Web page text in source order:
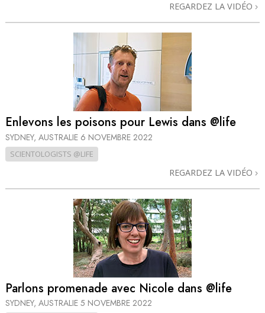
REGARDEZ LA VIDÉO
Enlevons les poisons pour Lewis dans @life
SYDNEY, AUSTRALIE 6 NOVEMBRE 2022
SCIENTOLOGISTS @LIFE
REGARDEZ LA VIDÉO
Parlons promenade avec Nicole dans @life
SYDNEY, AUSTRALIE 5 NOVEMBRE 2022